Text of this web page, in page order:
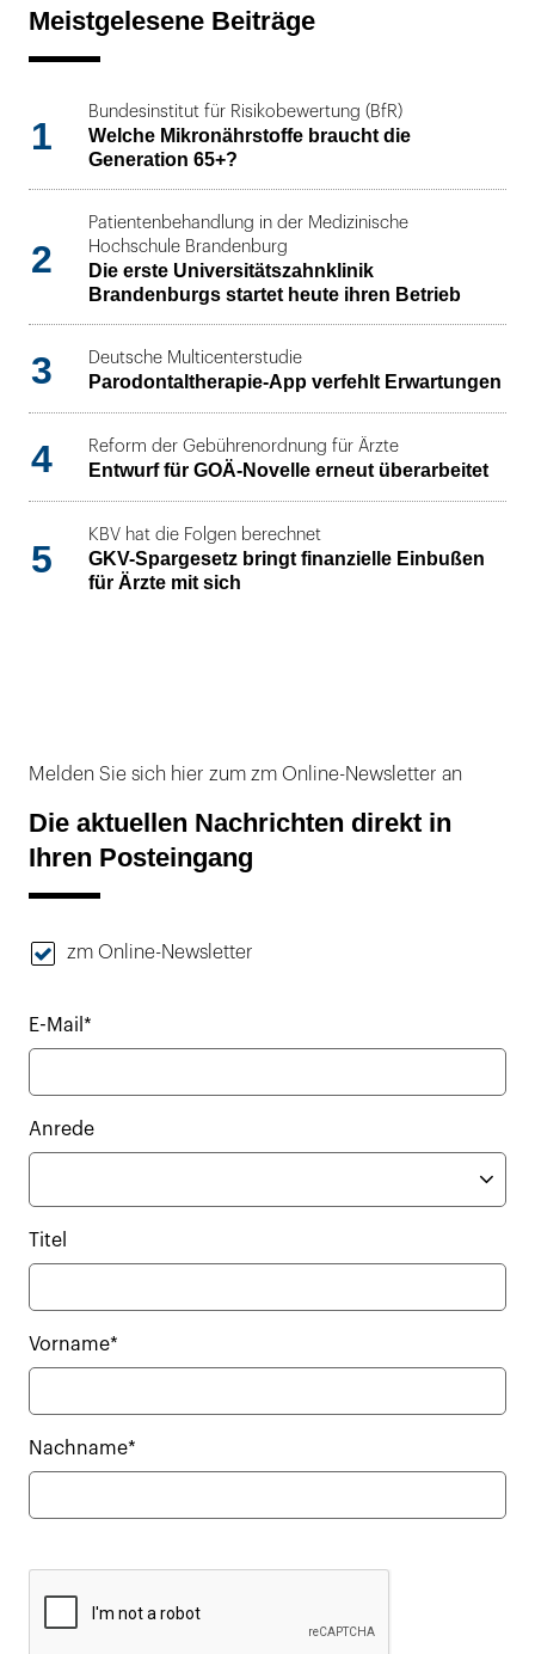
Meistgelesene Beiträge
1
Bundesinstitut für Risikobewertung (BfR)
Welche Mikronährstoffe braucht die
Generation 65+?
2
Patientenbehandlung in der Medizinische
Hochschule Brandenburg
Die erste Universitätszahnklinik
Brandenburgs startet heute ihren Betrieb
3 Deutsche Multicenterstudie
Parodontaltherapie-App verfehlt Erwartungen
4 Reform der Gebührenordnung für Ärzte
Entwurf für GOÄ-Novelle erneut überarbeitet
5
KBV hat die Folgen berechnet
GKV-Spargesetz bringt finanzielle Einbußen
für Ärzte mit sich
Melden Sie sich hier zum zm Online-Newsletter an
Die aktuellen Nachrichten direkt in
Ihren Posteingang
zm Online-Newsletter
E-Mail*
Anrede
Titel
Vorname*
Nachname*